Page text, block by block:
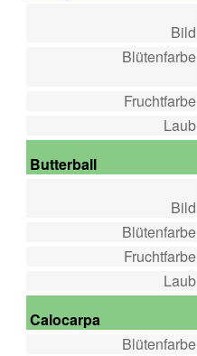
Bild
Blütenfarbe
Fruchtfarbe
Laub
Butterball
Bild
Blütenfarbe
Fruchtfarbe
Laub
Calocarpa
Blütenfarbe